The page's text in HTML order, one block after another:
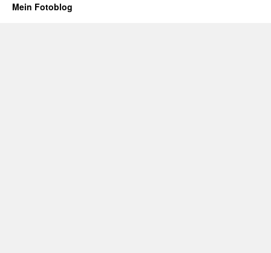
Mein Fotoblog